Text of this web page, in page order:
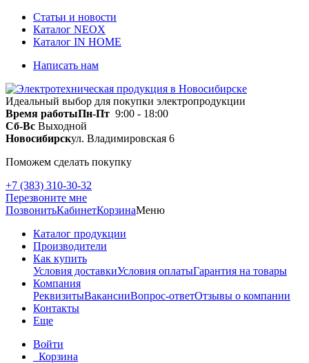
Статьи и новости
Каталог NEOX
Каталог IN HOME
Написать нам
Идеальный выбор для покупки электропродукции
Время работыПн-Пт 9:00 - 18:00
Сб-Вс Выходной
Новосибирскул. Владимировская 6
Поможем сделать покупку
+7 (383) 310-30-32
Перезвоните мне
ПозвонитьКабинетКорзинаМеню
Каталог продукции
Производители
Как купить
Условия доставкиУсловия оплатыГарантия на товары
Компания
РеквизитыВакансииВопрос-ответОтзывы о компании
Контакты
Еще
Войти
Корзина